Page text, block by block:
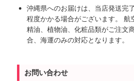
沖縄県へのお届けは、当店発送完
程度かかる場合がございます。 航
精油、植物油、化粧品類がご注文
合、海運のみの対応となります。
お問い合わせ